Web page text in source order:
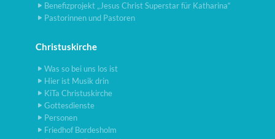
Benefizprojekt „Jesus Christ Superstar für Katharina“
Pastorinnen und Pastoren
Christuskirche
Was so bei uns los ist
Hier ist Musik drin
KiTa Christuskirche
Gottesdienste
Personen
Friedhof Bordesholm